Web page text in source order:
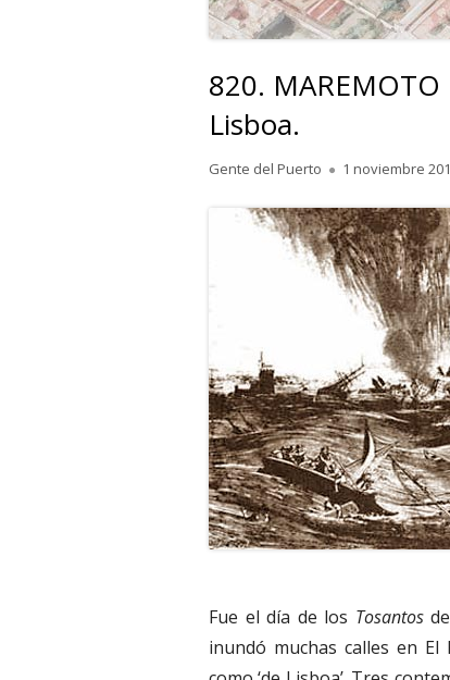
820.
Lisboa.
Autor
Gente del Puerto
Publicado
1 noviembre
Fue el día de los Tosantosde
inundó muchas calles en